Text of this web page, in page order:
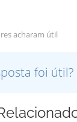
acharam útil
foi útil?